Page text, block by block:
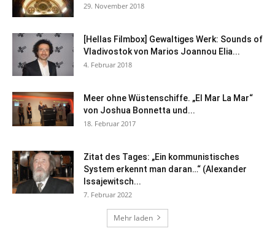
29. November 2018
[Hellas Filmbox] Gewaltiges Werk: Sounds of
Vladivostok von Marios Joannou Elia...
4. Februar 2018
Meer ohne Wüstenschiffe. „El Mar La Mar“
von Joshua Bonnetta und...
18. Februar 2017
Zitat des Tages: „Ein kommunistisches
System erkennt man daran…“ (Alexander
Issajewitsch...
7. Februar 2022
Mehr laden